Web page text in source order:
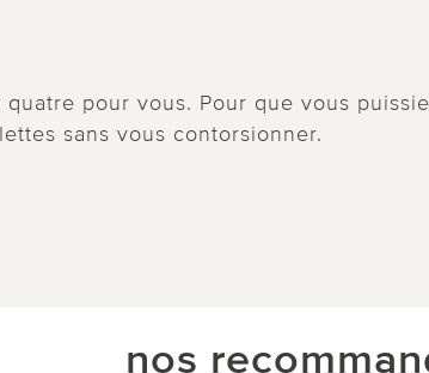
pour vous. Pour que vous
sans vous contorsionner.
nos